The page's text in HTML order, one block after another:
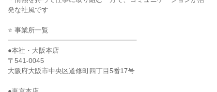
発な社風です
⭐ 事業所一覧
━━━━━━━━━━━━━━━━━━━
●本社・大阪本店
〒541-0045
大阪府大阪市中央区道修町四丁目5番17号